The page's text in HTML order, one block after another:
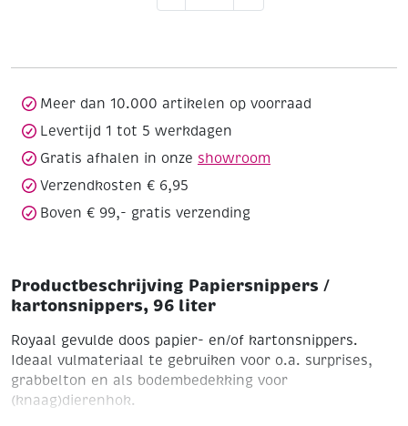
Meer dan 10.000 artikelen op voorraad
Levertijd 1 tot 5 werkdagen
Gratis afhalen in onze showroom
Verzendkosten € 6,95
Boven € 99,- gratis verzending
Productbeschrijving Papiersnippers /
kartonsnippers, 96 liter
Royaal gevulde doos papier- en/of kartonsnippers.
Ideaal vulmateriaal te gebruiken voor o.a. surprises,
grabbelton en als bodembedekking voor
(knaag)dierenhok.